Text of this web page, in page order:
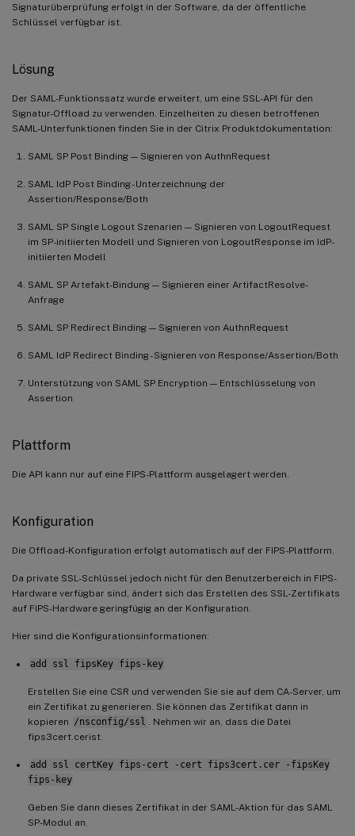
Signaturüberprüfung erfolgt in der Software, da der öffentliche
Schlüssel verfügbar ist.
Lösung
Der SAML-Funktionssatz wurde erweitert, um eine SSL-API für den
Signatur-Offload zu verwenden. Einzelheiten zu diesen betroffenen
SAML-Unterfunktionen finden Sie in der Citrix Produktdokumentation:
SAML SP Post Binding — Signieren von AuthnRequest
SAML IdP Post Binding - Unterzeichnung der
Assertion/Response/Both
SAML SP Single Logout Szenarien — Signieren von LogoutRequest
im SP-initiierten Modell und Signieren von LogoutResponse im IdP-
initiierten Modell
SAML SP Artefakt-Bindung — Signieren einer ArtifactResolve-
Anfrage
SAML SP Redirect Binding — Signieren von AuthnRequest
SAML IdP Redirect Binding - Signieren von Response/Assertion/Both
Unterstützung von SAML SP Encryption — Entschlüsselung von
Assertion
Plattform
Die API kann nur auf eine FIPS-Plattform ausgelagert werden.
Konfiguration
Die Offload-Konfiguration erfolgt automatisch auf der FIPS-Plattform.
Da private SSL-Schlüssel jedoch nicht für den Benutzerbereich in FIPS-
Hardware verfügbar sind, ändert sich das Erstellen des SSL-Zertifikats
auf FIPS-Hardware geringfügig an der Konfiguration.
Hier sind die Konfigurationsinformationen:
add ssl fipsKey fips-key
Erstellen Sie eine CSR und verwenden Sie sie auf dem CA-Server, um
ein Zertifikat zu generieren. Sie können das Zertifikat dann in
kopieren /nsconfig/ssl
. Nehmen wir an, dass die Datei
fips3cert.cerist.
add ssl certKey fips-cert -cert fips3cert.cer -fipsKey
fips-key
Geben Sie dann dieses Zertifikat in der SAML-Aktion für das SAML
SP-Modul an.